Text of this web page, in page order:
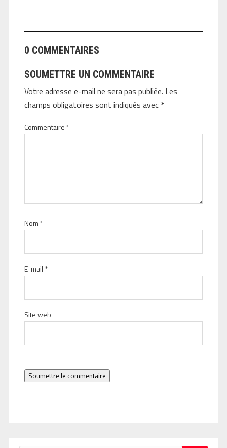
0 COMMENTAIRES
SOUMETTRE UN COMMENTAIRE
Votre adresse e-mail ne sera pas publiée. Les
champs obligatoires sont indiqués avec *
Commentaire *
Nom *
E-mail *
Site web
Soumettre le commentaire